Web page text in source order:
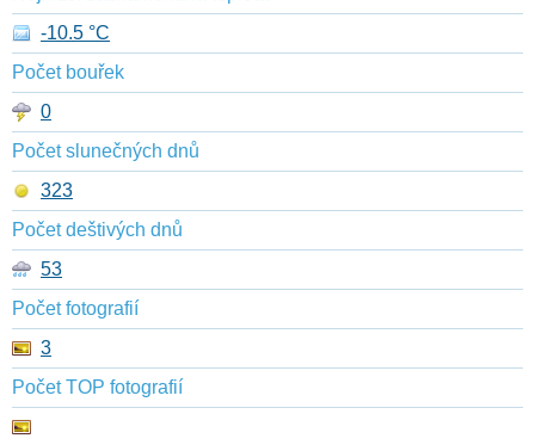
-10.5 °C
Počet bouřek
0
Počet slunečných dnů
323
Počet deštivých dnů
53
Počet fotografií
3
Počet TOP fotografií